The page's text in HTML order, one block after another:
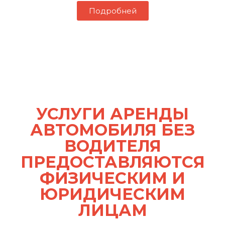
Подробней
УСЛУГИ АРЕНДЫ
АВТОМОБИЛЯ БЕЗ
ВОДИТЕЛЯ
ПРЕДОСТАВЛЯЮТСЯ
ФИЗИЧЕСКИМ И
ЮРИДИЧЕСКИМ
ЛИЦАМ